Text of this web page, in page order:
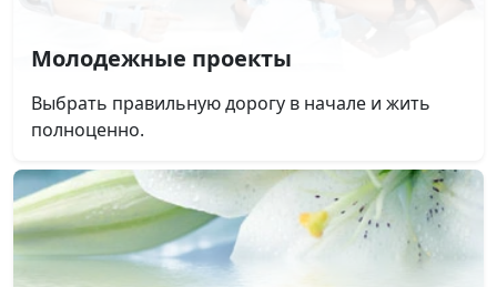
Молодежные проекты
Выбрать правильную дорогу в начале и жить
полноценно.